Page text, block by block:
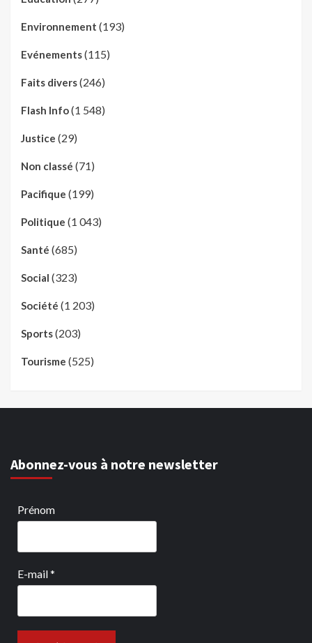
Environnement (193)
Evénements(115)
Faits divers(246)
Flash Info(1 548)
Justice (29)
Non classé (71)
Pacifique (199)
Politique (1 043)
Santé (685)
Social (323)
Société (1 203)
Sports(203)
Tourisme (525)
Abonnez-vous à notre newsletter
Prénom
E-mail*